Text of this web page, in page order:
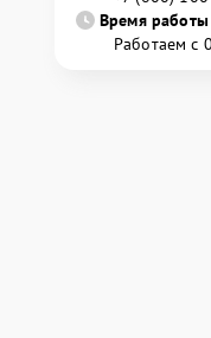
Время работы
Работаем с